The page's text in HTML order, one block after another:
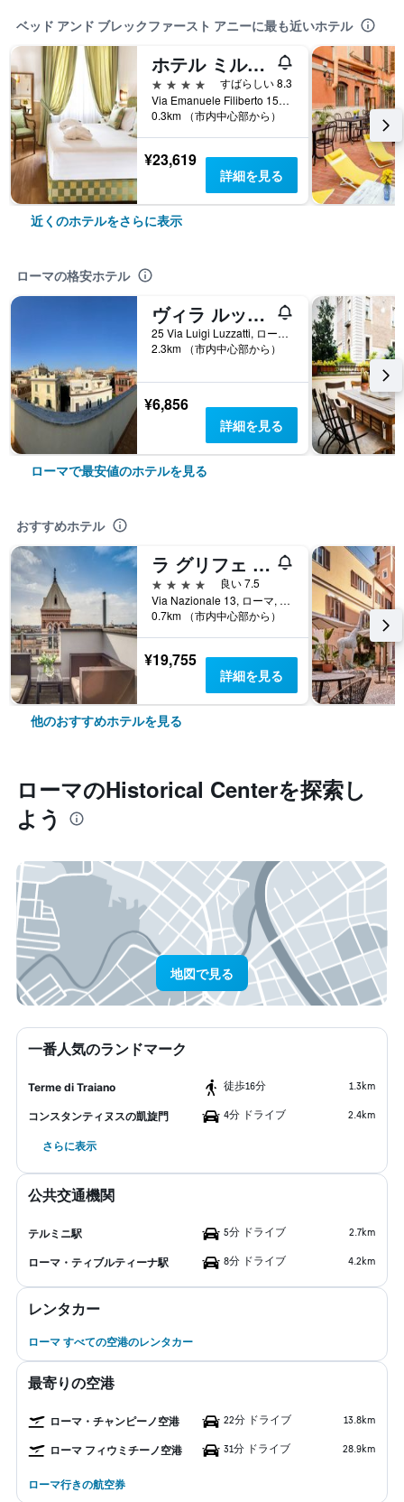
ベッド アンド ブレックファースト アニーに最も近いホテル
ホテル ミルトン ローマ
4つ星
すばらしい 8.3
Via Emanuele Filiberto 155, ローマ, イタリア
0.3km （市内中心部から）
¥23,619
詳細を見る
近くのホテルをさらに表示
ローマの格安ホテル
ヴィラ ルッツァッティ
25 Via Luigi Luzzatti, ローマ, イタリア
2.3km （市内中心部から）
¥6,856
詳細を見る
ローマで最安値のホテルを見る
おすすめホテル
ラ グリフェ ホテル
4つ星
良い 7.5
Via Nazionale 13, ローマ, イタリア
0.7km （市内中心部から）
¥19,755
詳細を見る
他のおすすめホテルを見る
ローマ​のHistorical Center​を探索し
よう
地図で見る
一番人気のランドマーク
Terme di Traiano ​徒歩16分 1.3km
コンスタンティヌスの凱旋門 4分 ドライブ 2.4km
さらに表示
公共交通機関
テルミニ駅 5分 ドライブ 2.7km
ローマ・ティブルティーナ駅 8分 ドライブ 4.2km
レンタカー
ローマ すべての空港のレンタカー
最寄りの空港
ローマ・チャンピーノ空港 22分 ドライブ 13.8km
ローマ フィウミチーノ空港 31分 ドライブ 28.9km
ローマ行きの航空券